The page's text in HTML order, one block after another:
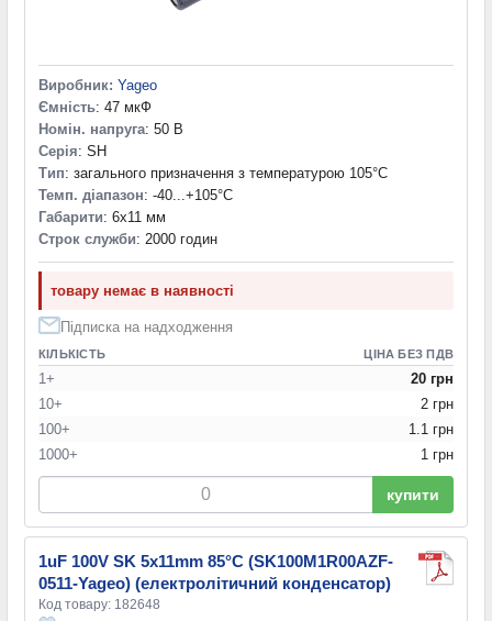
Виробник: Yageo
Ємність: 47 мкФ
Номін. напруга: 50 В
Серія: SH
Тип: загального призначення з температурою 105°C
Темп. діапазон: -40...+105°С
Габарити: 6x11 мм
Строк служби: 2000 годин
товару немає в наявності
Підписка на надходження
КІЛЬКІСТЬ ЦІНА БЕЗ ПДВ
1+
20 грн
10+
2 грн
100+
1.1 грн
1000+
1 грн
купити
1uF 100V SK 5x11mm 85°C (SK100M1R00AZF-
0511-Yageo) (електролітичний конденсатор)
Код товару: 182648